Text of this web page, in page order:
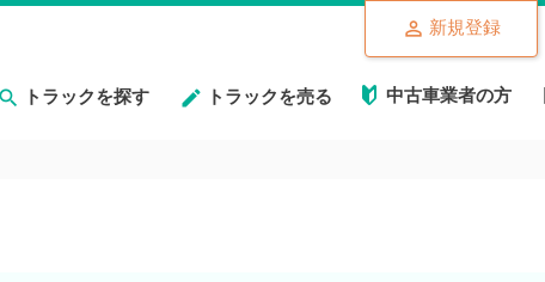
トラックを探す トラックを売る 中古車業者の方
新規登録